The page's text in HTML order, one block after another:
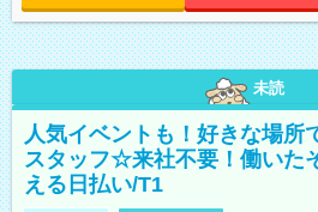
未読
人気イベントも！好きな場所
スタッフ☆来社不要！働いた
える日払い/T1